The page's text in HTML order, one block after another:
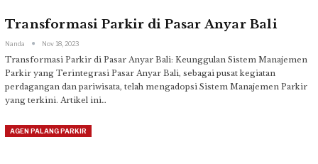
Transformasi Parkir di Pasar Anyar Bali
Nanda Nov 18, 2023
Transformasi Parkir di Pasar Anyar Bali: Keunggulan Sistem Manajemen
Parkir yang Terintegrasi Pasar Anyar Bali, sebagai pusat kegiatan
perdagangan dan pariwisata, telah mengadopsi Sistem Manajemen Parkir
yang terkini. Artikel ini…
AGEN PALANG PARKIR